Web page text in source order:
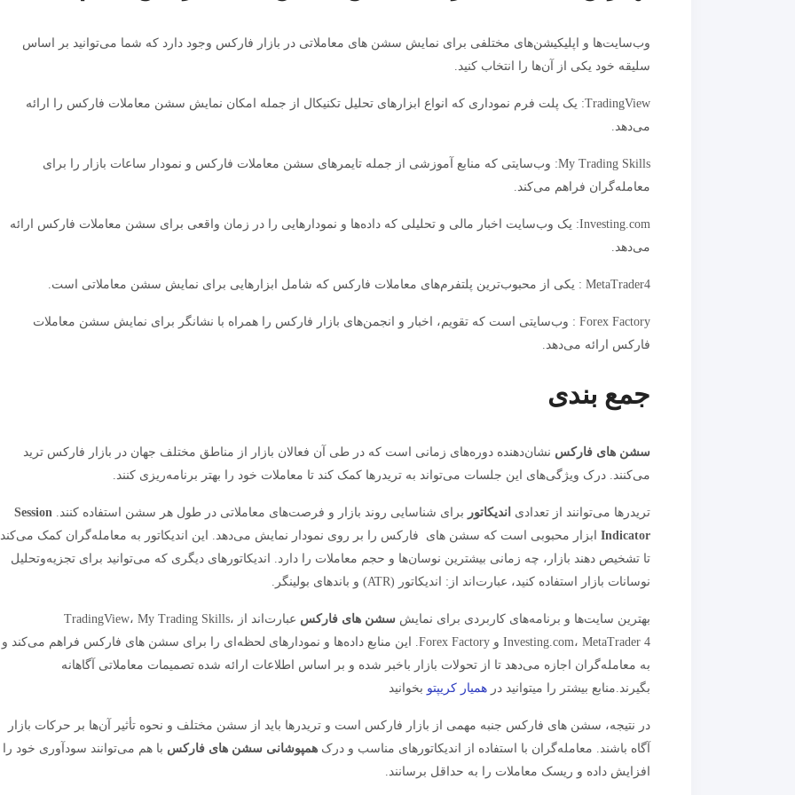
وب‌سایت‌ها و اپلیکیشن‌های مختلفی برای نمایش سشن های معاملاتی در بازار فارکس وجود دارد که شما می‌توانید بر اساس
سلیقه خود یکی از آن‌ها را انتخاب کنید.
TradingView: یک پلت فرم نموداری که انواع ابزارهای تحلیل تکنیکال از جمله امکان نمایش سشن معاملات فارکس را ارائه
می‌دهد.
My Trading Skills: وب‌سایتی که منابع آموزشی از جمله تایمرهای سشن معاملات فارکس و نمودار ساعات بازار را برای
معامله‌گران فراهم می‌کند.
Investing.com: یک وب‌سایت اخبار مالی و تحلیلی که داده‌ها و نمودارهایی را در زمان واقعی برای سشن معاملات فارکس ارائه
می‌دهد.
MetaTrader4 : یکی از محبوب‌ترین پلتفرم‌های معاملات فارکس که شامل ابزارهایی برای نمایش سشن معاملاتی است.
Forex Factory : وب‌سایتی است که تقویم، اخبار و انجمن‌های بازار فارکس را همراه با نشانگر برای نمایش سشن معاملات
فارکس ارائه می‌دهد.
جمع بندی
سشن های فارکس نشان‌دهنده دوره‌های زمانی است که در طی آن فعالان بازار از مناطق مختلف جهان در بازار فارکس ترید
می‌کنند. درک ویژگی‌های این جلسات می‌تواند به تریدرها کمک کند تا معاملات خود را بهتر برنامه‌ریزی کنند.
تریدرها می‌توانند از تعدادی اندیکاتور برای شناسایی روند بازار و فرصت‌های معاملاتی در طول هر سشن استفاده کنند. Session
Indicator ابزار محبوبی است که سشن های فارکس را بر روی نمودار نمایش می‌دهد. این اندیکاتور به معامله‌گران کمک می‌کند
تا تشخیص دهند بازار، چه زمانی بیشترین نوسان‌ها و حجم معاملات را دارد. اندیکاتورهای دیگری که می‌توانید برای تجزیه‌وتحلیل
نوسانات بازار استفاده کنید، عبارت‌اند از: اندیکاتور (ATR) و باندهای بولینگر.
بهترین سایت‌ها و برنامه‌های کاربردی برای نمایش سشن های فارکس
عبارت‌اند از TradingView، My Trading Skills،
Investing.com، MetaTrader 4 و Forex Factory. این منابع داده‌ها و نمودارهای لحظه‌ای را برای سشن های فارکس فراهم می‌کند و
به معامله‌گران اجازه می‌دهد تا از تحولات بازار باخبر شده و بر اساس اطلاعات ارائه شده تصمیمات معاملاتی آگاهانه
بگیرند.منابع بیشتر را میتوانید در همیار کریپتو بخوانید
در نتیجه، سشن های فارکس جنبه مهمی از بازار فارکس است و تریدرها باید از سشن مختلف و نحوه تأثیر آن‌ها بر حرکات بازار
آگاه باشند. معامله‌گران با استفاده از اندیکاتورهای مناسب و درک همپوشانی سشن های فارکس با هم می‌توانند سودآوری خود را
افزایش داده و ریسک معاملات را به حداقل برسانند.